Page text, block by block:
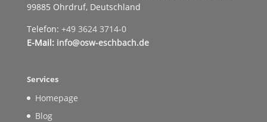
99885 Ohrdruf, Deutschland
Telefon: +49 3624 3714-0
E-Mail: info@osw-eschbach.de
Services
Homepage
Blog